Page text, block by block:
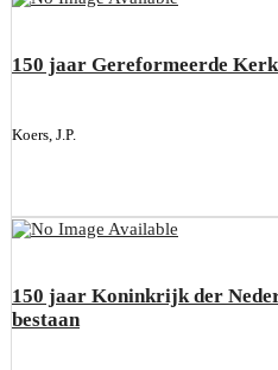
150 jaar Gereformeerde Kerk
Koers, J.P.
150 jaar Koninkrijk der
bestaan